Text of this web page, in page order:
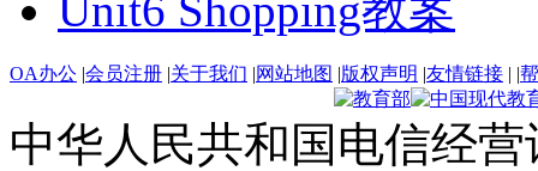
OA办公 |会员注册 |关于我们 |网站地图 |版权声明 |友情链接 | |
中华人民共和国电信经营